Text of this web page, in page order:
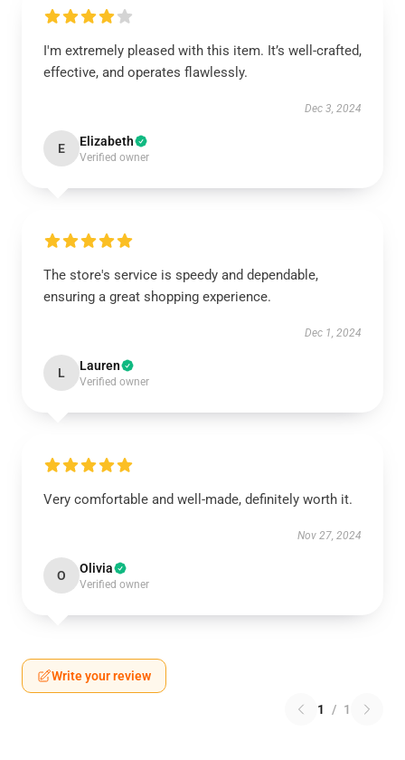
I'm extremely pleased with this item. It’s well-crafted,
effective, and operates flawlessly.
Dec 3, 2024
E Elizabeth
Verified owner
The store's service is speedy and dependable,
ensuring a great shopping experience.
Dec 1, 2024
L Lauren
Verified owner
Very comfortable and well-made, definitely worth it.
Nov 27, 2024
O Olivia
Verified owner
Write your review
1 / 1